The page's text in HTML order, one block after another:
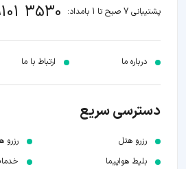
پشتیبانی 7 صبح تا 1 بامداد: 3530
درباره ما ارتباط با ما
دسترسی سریع
رزرو هتل
بلیط هواپیما
رزرو